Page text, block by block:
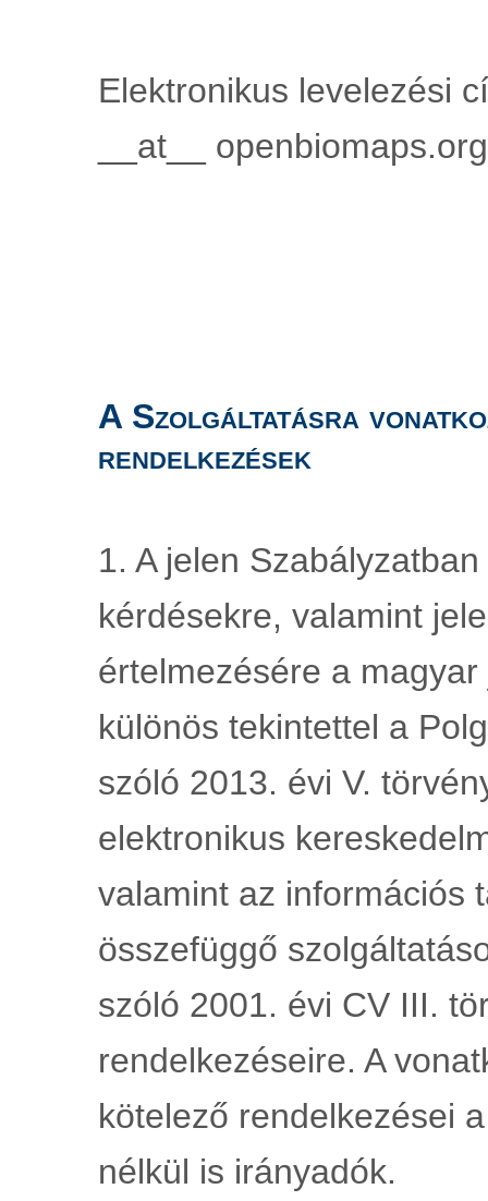
Elektronikus levelezési
__at__ openbiomaps.org
A Szolgáltatásra
rendelkezések
1. A jelen
kérdésekre, valamint
értelmezésére a
különös tekintettel a
szóló 2013. évi V.
elektronikus
valamint az információs
összefüggő
szóló 2001. évi CV III.
rendelkezéseire. A
kötelező rendelkezései
nélkül is irányadók.